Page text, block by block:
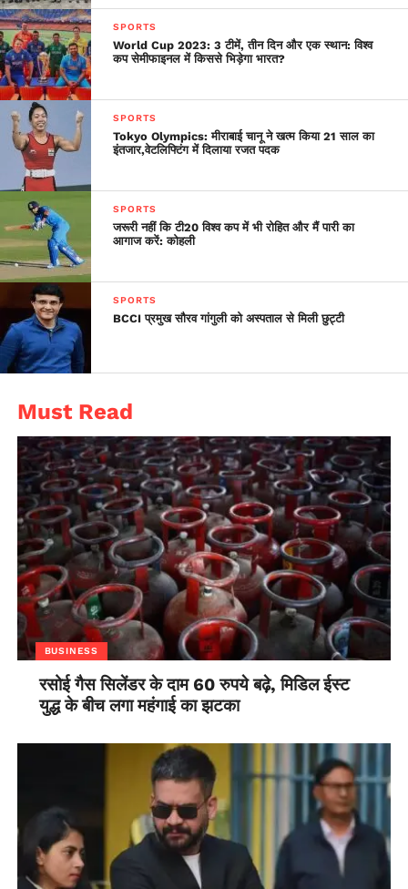
SPORTS
World Cup 2023: 3 टीमें, तीन दिन और एक स्थान: विश्व
कप सेमीफाइनल में किससे भिड़ेगा भारत?
SPORTS
Tokyo Olympics: मीराबाई चानू ने खत्म किया 21 साल का
इंतजार,वेटलिफ्टिंग में दिलाया रजत पदक
SPORTS
जरूरी नहीं कि टी20 विश्व कप में भी रोहित और मैं पारी का
आगाज करें: कोहली
SPORTS
BCCI प्रमुख सौरव गांगुली को अस्पताल से मिली छुट्टी
Must Read
BUSINESS
रसोई गैस सिलेंडर के दाम 60 रुपये बढ़े, मिडिल ईस्ट
युद्ध के बीच लगा महंगाई का झटका